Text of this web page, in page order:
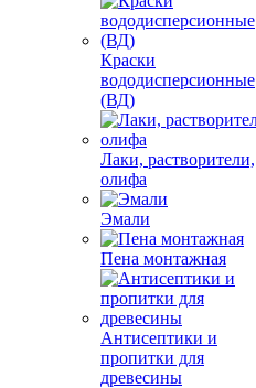
Краски
вододисперсионные
(ВД)
Лаки, растворители,
олифа
Эмали
Пена монтажная
Антисептики и
пропитки для
древесины